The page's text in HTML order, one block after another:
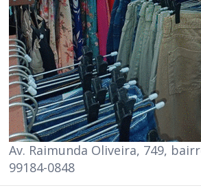
Av. Raimunda Oliveira, 749,
99184-0848